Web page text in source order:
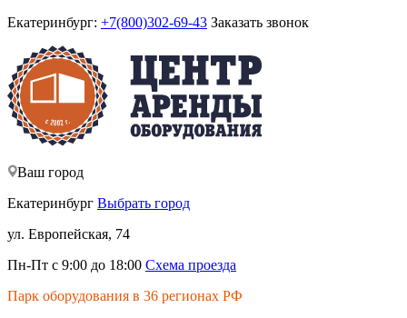
Екатеринбург: +7(800)302-69-43 Заказать звонок
Ваш город
Екатеринбург Выбрать город
ул. Европейская, 74
Пн-Пт с 9:00 до 18:00 Схема проезда
Парк оборудования в 36 регионах РФ